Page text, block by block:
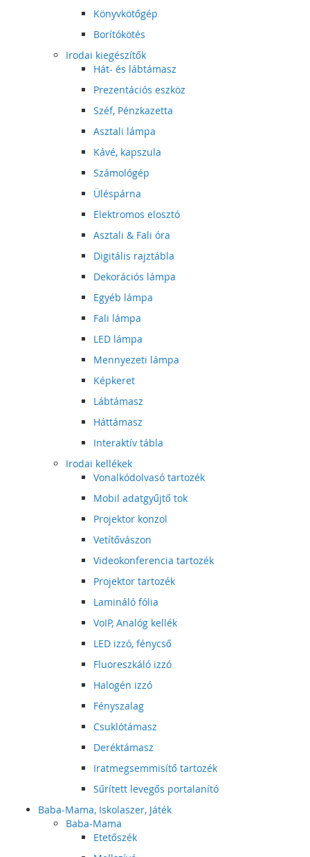
Könyvkötőgép
Borítókötés
Irodai kiegészítők
Hát- és lábtámasz
Prezentációs eszköz
Széf, Pénzkazetta
Asztali lámpa
Kávé, kapszula
Számológép
Üléspárna
Elektromos elosztó
Asztali & Fali óra
Digitális rajztábla
Dekorációs lámpa
Egyéb lámpa
Fali lámpa
LED lámpa
Mennyezeti lámpa
Képkeret
Lábtámasz
Háttámasz
Interaktív tábla
Irodai kellékek
Vonalkódolvasó tartozék
Mobil adatgyűjtő tok
Projektor konzol
Vetítővászon
Videokonferencia tartozék
Projektor tartozék
Lamináló fólia
VoIP, Analóg kellék
LED izzó, fénycső
Fluoreszkáló izzó
Halogén izzó
Fényszalag
Csuklótámasz
Deréktámasz
Iratmegsemmisítő tartozék
Sűrített levegős portalanító
Baba-Mama, Iskolaszer, Játék
Baba-Mama
Etetőszék